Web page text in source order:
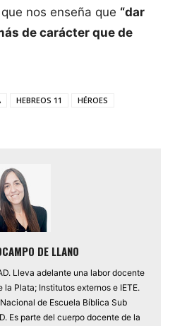
nos enseña que “dar
de carácter que de
HEBREOS 11
HÉROES
DE LLANO
Lleva adelante una labor docente
Plata; Institutos externos e IETE.
de Escuela Bíblica Sub
Es parte del cuerpo docente de la